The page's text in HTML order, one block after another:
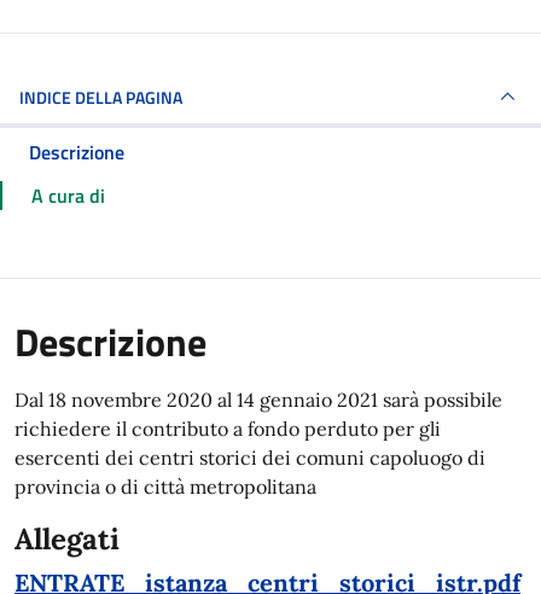
INDICE DELLA PAGINA
Descrizione
A cura di
Descrizione
Dal 18 novembre 2020 al 14 gennaio 2021 sarà possibile
richiedere il contributo a fondo perduto per gli
esercenti dei centri storici dei comuni capoluogo di
provincia o di città metropolitana
Allegati
ENTRATE_istanza_centri_storici_istr.pdf